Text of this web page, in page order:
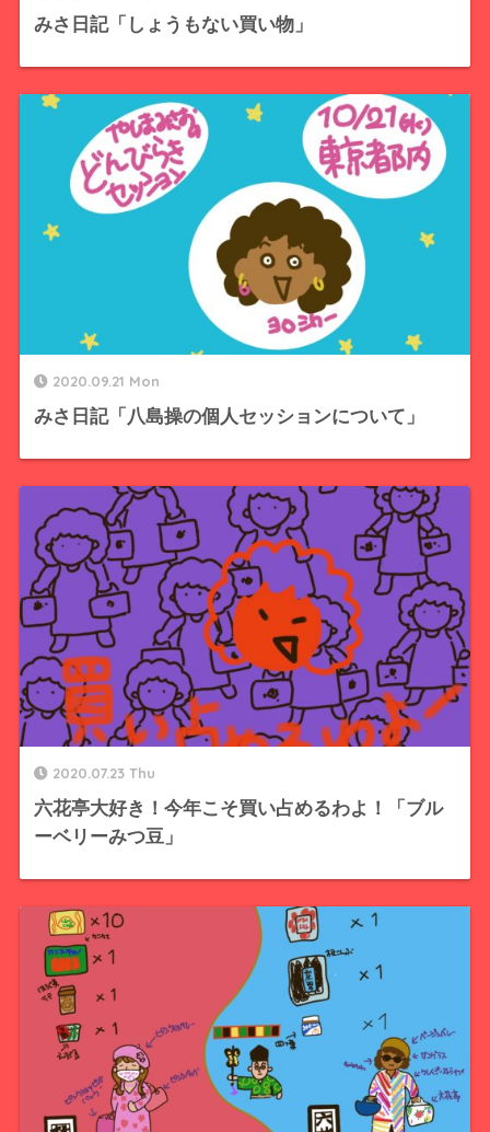
みさ日記「しょうもない買い物」
2020.09.21 Mon
みさ日記「八島操の個人セッションについて」
2020.07.23 Thu
六花亭大好き！今年こそ買い占めるわよ！「ブル
ーベリーみつ豆」